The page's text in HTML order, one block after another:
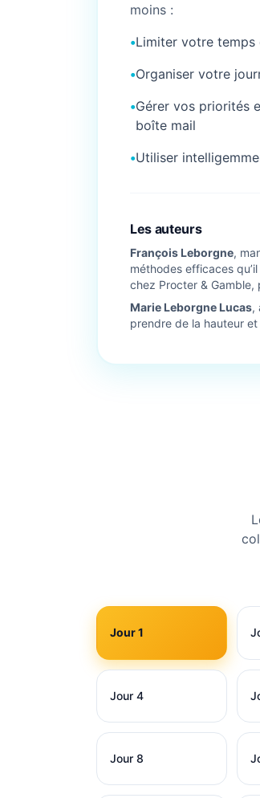
moins :
•Limiter votre temps
•Organiser votre
•Gérer vos priorités
boîte mail
•Utiliser
Les auteurs
François Leborgne,
méthodes efficaces
chez Procter & Gamble,
Marie Leborgne Lucas,
prendre de la hauteur
Jour 1
Jour 4
Jour 8